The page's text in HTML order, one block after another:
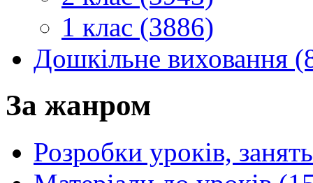
1 клас (3886)
Дошкільне виховання
За жанром
Розробки уроків,